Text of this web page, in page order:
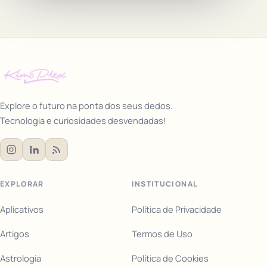
Explore o futuro na ponta dos seus dedos.
Tecnologia e curiosidades desvendadas!
EXPLORAR
Aplicativos
Artigos
Astrologia
INSTITUCIONAL
Política de Privacidade
Termos de Uso
Política de Cookies